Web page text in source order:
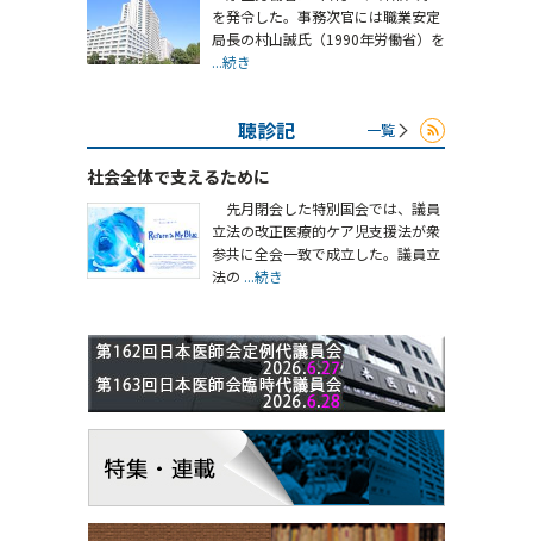
を発令した。事務次官には職業安定
局長の村山誠氏（1990年労働省）を
...続き
聴診記 一覧
社会全体で支えるために
先月閉会した特別国会では、議員
立法の改正医療的ケア児支援法が衆
参共に全会一致で成立した。議員立
法の ...続き